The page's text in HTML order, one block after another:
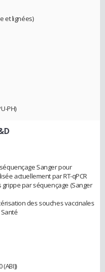
et lignées)
PH)
Sanger pour
actuellement par RT-qPCR
par séquençage (Sanger
des souches vaccinales